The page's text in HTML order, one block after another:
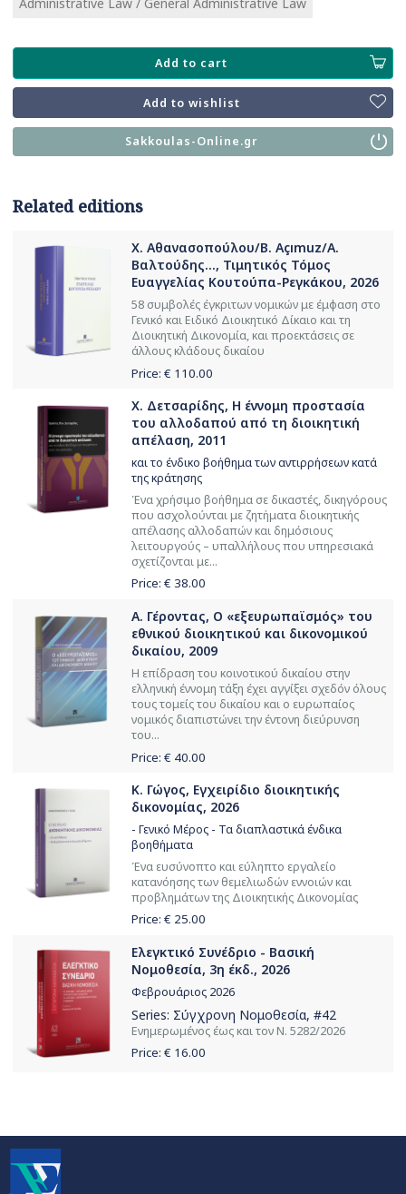
Add to cart
Add to wishlist
Sakkoulas-Online.gr
Related editions
Χ. Αθανασοπούλου/B. Açımuz/Α.
Βαλτούδης..., Τιμητικός Τόμος
Ευαγγελίας Κουτούπα-Ρεγκάκου, 2026
58 συμβολές έγκριτων νομικών με έμφαση στο
Γενικό και Ειδικό Διοικητικό Δίκαιο και τη
Διοικητική Δικονομία, και προεκτάσεις σε
άλλους κλάδους δικαίου
Price: € 110.00
Χ. Δετσαρίδης, Η έννομη προστασία
του αλλοδαπού από τη διοικητική
απέλαση, 2011
και το ένδικο βοήθημα των αντιρρήσεων κατά
της κράτησης
Ένα χρήσιμο βοήθημα σε δικαστές, δικηγόρους
που ασχολούνται με ζητήματα διοικητικής
απέλασης αλλοδαπών και δημόσιους
λειτουργούς – υπαλλήλους που υπηρεσιακά
σχετίζονται με...
Price: € 38.00
Α. Γέροντας, Ο «εξευρωπαϊσμός» του
εθνικού διοικητικού και δικονομικού
δικαίου, 2009
Η επίδραση του κοινοτικού δικαίου στην
ελληνική έννομη τάξη έχει αγγίξει σχεδόν όλους
τους τομείς του δικαίου και ο ευρωπαίος
νομικός διαπιστώνει την έντονη διεύρυνση
του...
Price: € 40.00
Κ. Γώγος, Εγχειρίδιο διοικητικής
δικονομίας, 2026
- Γενικό Μέρος - Τα διαπλαστικά ένδικα
βοηθήματα
Ένα ευσύνοπτο και εύληπτο εργαλείο
κατανόησης των θεμελιωδών εννοιών και
προβλημάτων της Διοικητικής Δικονομίας
Price: € 25.00
Ελεγκτικό Συνέδριο - Βασική
Νομοθεσία, 3η έκδ., 2026
Φεβρουάριος 2026
Series: Σύγχρονη Νομοθεσία, #42
Ενημερωμένος έως και τον Ν. 5282/2026
Price: € 16.00